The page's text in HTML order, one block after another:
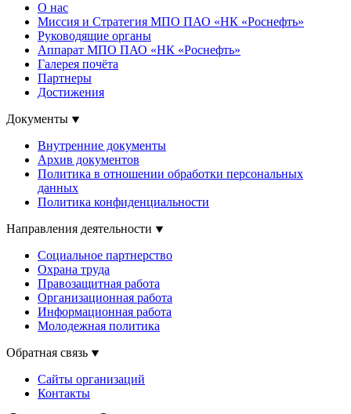
О нас
Миссия и Стратегия МПО ПАО «НК «Роснефть»
Руководящие органы
Аппарат МПО ПАО «НК «Роснефть»
Галерея почёта
Партнеры
Достижения
Документы
Внутренние документы
Архив документов
Политика в отношении обработки персональных
данных
Политика конфиденциальности
Направления деятельности
Социальное партнерство
Охрана труда
Правозащитная работа
Организационная работа
Информационная работа
Молодежная политика
Обратная связь
Сайты организаций
Контакты